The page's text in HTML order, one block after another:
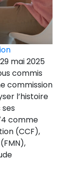
29 mai 2025
commis
commission
l’histoire
comme
(CCF),